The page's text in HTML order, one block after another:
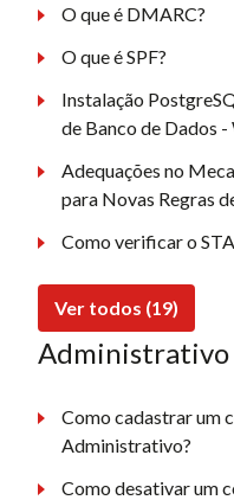
O que é DMARC?
O que é SPF?
Instalação
de Banco de Dados
Adequações no
para Novas Regras
Como verificar o
Ver todos (19)
Administrativo
Como cadastrar um
Administrativo?
Como desativar um